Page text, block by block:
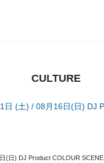
CULTURE
(日) DJ Product COLOUR SCENE